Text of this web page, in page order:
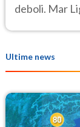
deboli. Mar
Ultime news